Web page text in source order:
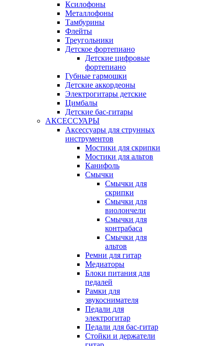
Ксилофоны
Металлофоны
Тамбурины
Флейты
Треугольники
Детское фортепиано
Детские цифровые
фортепиано
Губные гармошки
Детские аккордеоны
Электрогитары детские
Цимбалы
Детские бас-гитары
АКСЕССУАРЫ
Аксессуары для струнных
инструментов
Мостики для скрипки
Мостики для альтов
Канифоль
Смычки
Смычки для
скрипки
Смычки для
виолончели
Смычки для
контрабаса
Смычки для
альтов
Ремни для гитар
Медиаторы
Блоки питания для
педалей
Рамки для
звукоснимателя
Педали для
электрогитар
Педали для бас-гитар
Стойки и держатели